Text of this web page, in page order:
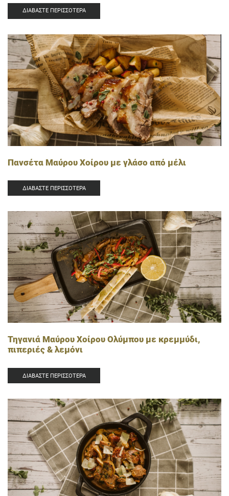
ΔΙΑΒΆΣΤΕ ΠΕΡΙΣΣΌΤΕΡΑ
Πανσέτα Μαύρου Χοίρου με γλάσο από μέλι
ΔΙΑΒΆΣΤΕ ΠΕΡΙΣΣΌΤΕΡΑ
Τηγανιά Μαύρου Χοίρου Ολύμπου με κρεμμύδι,
πιπεριές & λεμόνι
ΔΙΑΒΆΣΤΕ ΠΕΡΙΣΣΌΤΕΡΑ